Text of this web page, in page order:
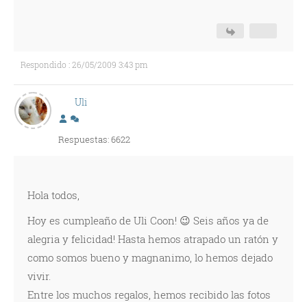
Respondido : 26/05/2009 3:43 pm
Uli
Respuestas: 6622
Hola todos,
Hoy es cumpleaño de Uli Coon! 😉 Seis años ya de
alegria y felicidad! Hasta hemos atrapado un ratón y
como somos bueno y magnanimo, lo hemos dejado
vivir.
Entre los muchos regalos, hemos recibido las fotos